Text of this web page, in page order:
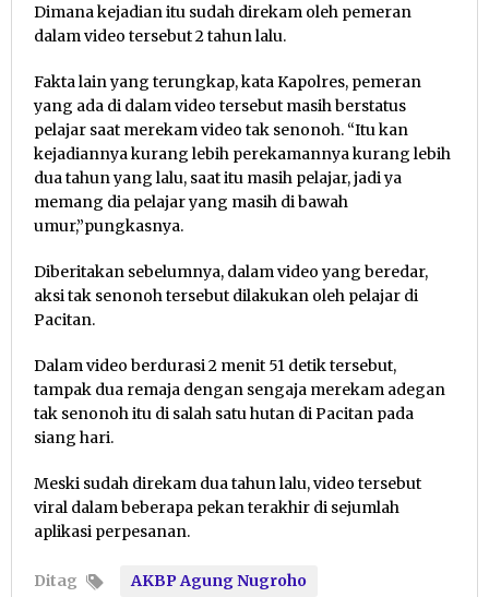
Dimana kejadian itu sudah direkam oleh pemeran
dalam video tersebut 2 tahun lalu.
Fakta lain yang terungkap, kata Kapolres, pemeran
yang ada di dalam video tersebut masih berstatus
pelajar saat merekam video tak senonoh. “Itu kan
kejadiannya kurang lebih perekamannya kurang lebih
dua tahun yang lalu, saat itu masih pelajar, jadi ya
memang dia pelajar yang masih di bawah
umur,”pungkasnya.
Diberitakan sebelumnya, dalam video yang beredar,
aksi tak senonoh tersebut dilakukan oleh pelajar di
Pacitan.
Dalam video berdurasi 2 menit 51 detik tersebut,
tampak dua remaja dengan sengaja merekam adegan
tak senonoh itu di salah satu hutan di Pacitan pada
siang hari.
Meski sudah direkam dua tahun lalu, video tersebut
viral dalam beberapa pekan terakhir di sejumlah
aplikasi perpesanan.
Ditag AKBP Agung Nugroho